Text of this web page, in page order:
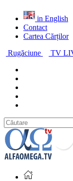
in English
Contact
Cartea Cărților
Rugăciune
TV